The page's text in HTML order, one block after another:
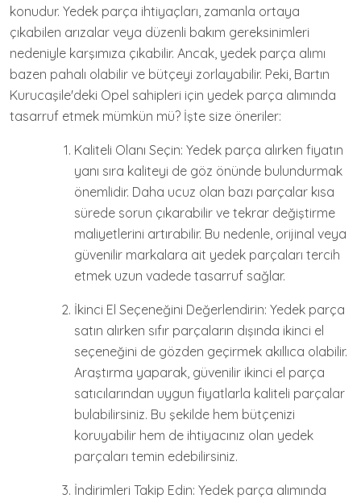
konudur. Yedek parça ihtiyaçları, zamanla ortaya
çıkabilen arızalar veya düzenli bakım gereksinimleri
nedeniyle karşımıza çıkabilir. Ancak, yedek parça alımı
bazen pahalı olabilir ve bütçeyi zorlayabilir. Peki, Bartın
Kurucaşile'deki Opel sahipleri için yedek parça alımında
tasarruf etmek mümkün mü? İşte size öneriler:
Kaliteli Olanı Seçin: Yedek parça alırken fiyatın
yanı sıra kaliteyi de göz önünde bulundurmak
önemlidir. Daha ucuz olan bazı parçalar kısa
sürede sorun çıkarabilir ve tekrar değiştirme
maliyetlerini artırabilir. Bu nedenle, orijinal veya
güvenilir markalara ait yedek parçaları tercih
etmek uzun vadede tasarruf sağlar.
İkinci El Seçeneğini Değerlendirin: Yedek parça
satın alırken sıfır parçaların dışında ikinci el
seçeneğini de gözden geçirmek akıllıca olabilir.
Araştırma yaparak, güvenilir ikinci el parça
satıcılarından uygun fiyatlarla kaliteli parçalar
bulabilirsiniz. Bu şekilde hem bütçenizi
koruyabilir hem de ihtiyacınız olan yedek
parçaları temin edebilirsiniz.
İndirimleri Takip Edin: Yedek parça alımında